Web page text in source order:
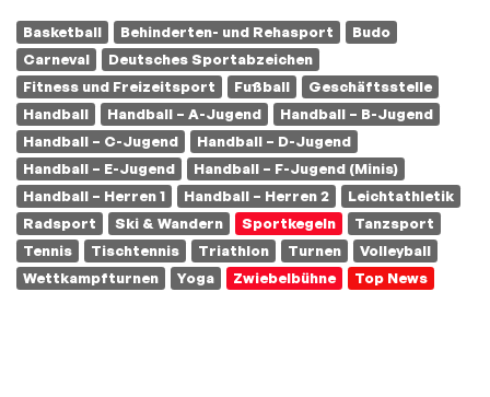
Basketball Behinderten- und Rehasport
Budo
Carneval
Deutsches Sportabzeichen
Fitness und Freizeitsport
Fußball
Geschäftsstelle
Handball
Handball – A-Jugend
Handball – B-Jugend
Handball – C-Jugend
Handball – D-Jugend
Handball – E-Jugend
Handball – F-Jugend (Minis)
Handball – Herren 1
Handball – Herren 2
Leichtathletik
Radsport
Ski & Wandern Sportkegeln
Tanzsport
Tennis
Tischtennis Triathlon Turnen
Volleyball
Wettkampfturnen
Yoga Zwiebelbühne Top News